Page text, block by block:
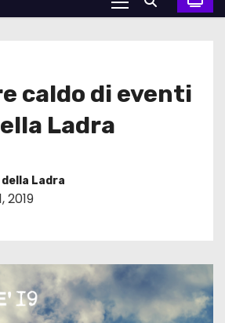
caldo di eventi
Ladra
della Ladra
2019